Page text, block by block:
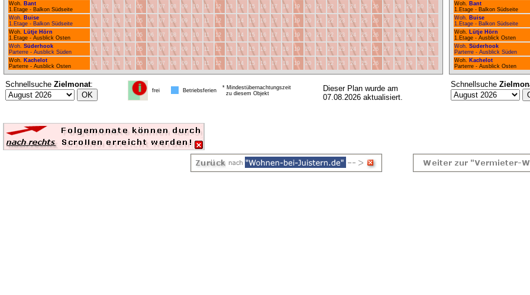
Woh. Bant
1.Etage - Balkon Südseite
01 02 03 04 05 06 07 08 09 10 11 12 13 14 15 16 17 18 19 20 21 22 23 24 25 26 27 28 29 30
31
Woh. Buise
1.Etage - Balkon Südseite
01 02 03 04 05 06 07 08 09 10 11 12 13 14 15 16 17 18 19 20 21 22 23 24 25 26 27 28 29 30
31
Woh. Lütje Hörn
1.Etage - Ausblick Osten
01 02 03 04 05 06 07 08 09 10 11 12 13 14 15 16 17 18 19 20 21 22 23 24 25 26 27 28 29 30
31
Woh. Süderhook
Parterre - Ausblick Süden
01 02 03 04 05 06 07 08 09 10 11 12 13 14 15 16 17 18 19 20 21 22 23 24 25 26 27 28 29 30
31
Woh. Kachelot
Parterre - Ausblick Osten
01 02 03 04 05 06 07 08 09 10 11 12 13 14 15 16 17 18 19 20 21 22 23 24 25 26 27 28 29 30 31
Schnellsuche Zielmonat:
frei Betriebsferien
* Mindestübernachtungszeit
zu diesem Objekt
Dieser Plan wurde am
07.08.2026 aktualisiert.
Woh. Bant
1.Etage - Balkon Südseite
Woh. Buise
1.Etage - Balkon Südseite
Woh. Lütje Hörn
1.Etage - Ausblick Osten
Woh. Süderhook
Parterre - Ausblick Süden
Woh. Kachelot
Parterre - Ausblick Osten
Schnellsuche